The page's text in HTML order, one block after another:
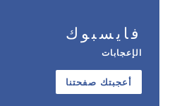
فايسبوك
الإعجابات
أعجبتك صفحتنا